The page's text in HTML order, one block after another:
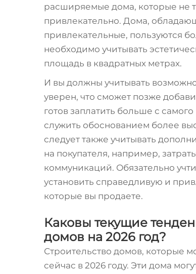
расширяемые дома, которые не
привлекательно. Дома,
привлекательные, пользуются
необходимо учитывать
площадь в квадратных метрах.
И вы должны учитывать
уверен, что сможет позже
готов заплатить больше с
служить обоснованием более
следует также учитывать
на покупателя, например,
коммуникаций. Обязательно
установить справедливую и
которые вы продаете.
Каковы текущие
домов на 2026 год?
Строительство домов, которые
сейчас в 2026 году. Эти дома